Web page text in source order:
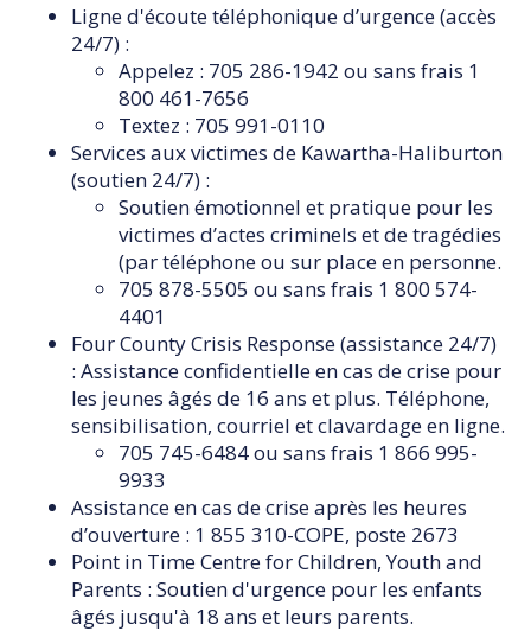
Ligne d'écoute téléphonique d’urgence (accès
24/7) :
Appelez : 705 286-1942 ou sans frais 1
800 461-7656
Textez : 705 991-0110
Services aux victimes de Kawartha-Haliburton
(soutien 24/7) :
Soutien émotionnel et pratique pour les
victimes d’actes criminels et de tragédies
(par téléphone ou sur place en personne.
705 878-5505 ou sans frais 1 800 574-
4401
Four County Crisis Response (assistance 24/7)
: Assistance confidentielle en cas de crise pour
les jeunes âgés de 16 ans et plus. Téléphone,
sensibilisation, courriel et clavardage en ligne.
705 745-6484 ou sans frais 1 866 995-
9933
Assistance en cas de crise après les heures
d’ouverture : 1 855 310-COPE, poste 2673
Point in Time Centre for Children, Youth and
Parents : Soutien d'urgence pour les enfants
âgés jusqu'à 18 ans et leurs parents.